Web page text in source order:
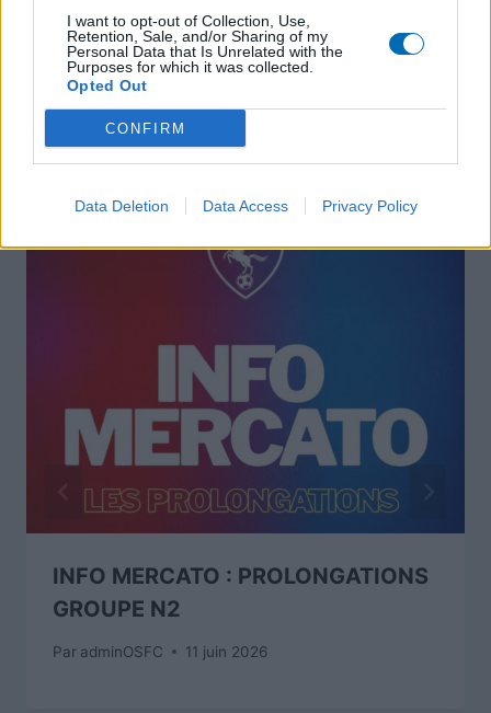
I want to opt-out of Collection, Use,
Retention, Sale, and/or Sharing of my
Personal Data that Is Unrelated with the
Purposes for which it was collected.
Opted Out
CONFIRM
Data Deletion Data Access Privacy Policy
face aux Herbiers
WEEK-END]
A lire également
INFO MERCATO : PROLONGATIONS
GROUPE N2
Par adminOSFC 11 juin 2026